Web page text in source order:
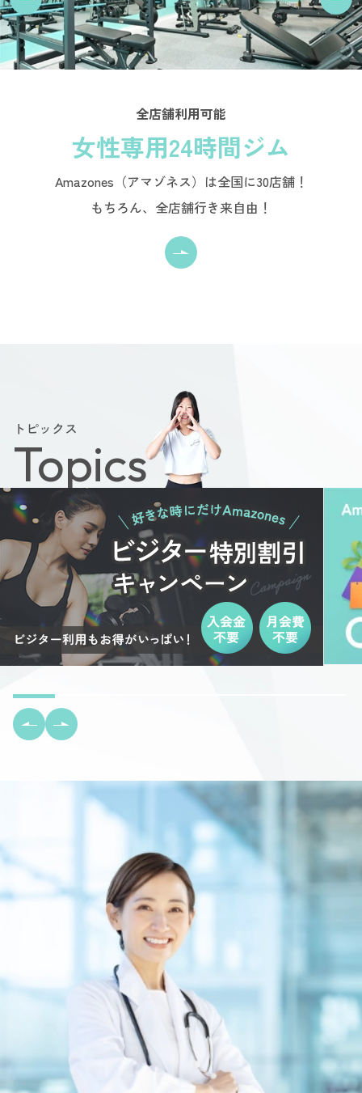
全店舗利用可能
女性専用24時間ジム
Amazones（アマゾネス）は全国に30店舗！
もちろん、全店舗行き来自由！
トピックス
Topics